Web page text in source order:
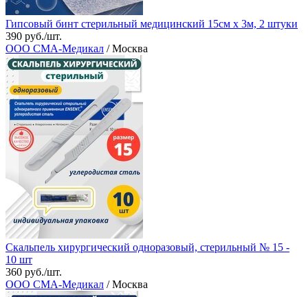
Гипсовый бинт стерильный медицинский 15см х 3м, 2 штуки
390 руб./шт.
ООО СМА-Медикал / Москва
Скальпель хирургический одноразовый, стерильный № 15 -
10 шт
360 руб./шт.
ООО СМА-Медикал / Москва